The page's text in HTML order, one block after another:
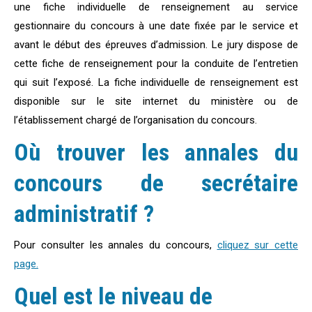
une fiche individuelle de renseignement au service
gestionnaire du concours à une date fixée par le service et
avant le début des épreuves d’admission. Le jury dispose de
cette fiche de renseignement pour la conduite de l’entretien
qui suit l’exposé. La fiche individuelle de renseignement est
disponible sur le site internet du ministère ou de
l’établissement chargé de l’organisation du concours.
Où trouver les annales du
concours de secrétaire
administratif ?
Pour consulter les annales du concours, cliquez sur cette
page.
Quel est le niveau de